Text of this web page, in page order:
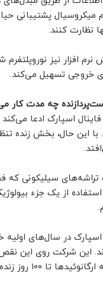
پشتیبانی
نظارت کنند.
نرم افزار نیز
خروجی تسهیل می‌کند.
چه مدت کار
اسپارک ادعا
با این حال، بخش زنده
تراشه‌های سیلیکونی که
از یک جزء
اسپارک در سال‌های اولیه
تا ۱۰۰ روز زنده بمانند.